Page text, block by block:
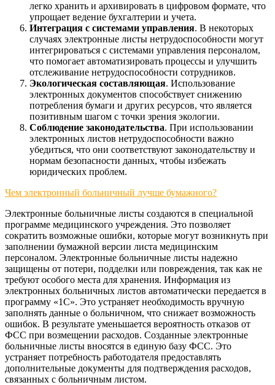
легко хранить и архивировать в цифровом формате, что
упрощает ведение бухгалтерии и учета.
Интеграция с системами управления. В некоторых
случаях электронные листы нетрудоспособности могут
интегрироваться с системами управления персоналом,
что помогает автоматизировать процессы и улучшить
отслеживание нетрудоспособности сотрудников.
Экологическая составляющая. Использование
электронных документов способствует снижению
потребления бумаги и других ресурсов, что является
позитивным шагом с точки зрения экологии.
Соблюдение законодательства. При использовании
электронных листов нетрудоспособности важно
убедиться, что они соответствуют законодательству и
нормам безопасности данных, чтобы избежать
юридических проблем.
Чем электронный больничный лучше бумажного?
Электронные больничные листы создаются в специальной
программе медицинского учреждения. Это позволяет
сократить возможные ошибки, которые могут возникнуть при
заполнении бумажной версии листа медицинским
персоналом. Электронные больничные листы надежно
защищены от потери, подделки или повреждения, так как не
требуют особого места для хранения. Информация из
электронных больничных листов автоматически передается в
программу «1С». Это устраняет необходимость вручную
заполнять данные о больничном, что снижает возможность
ошибок. В результате уменьшается вероятность отказов от
ФСС при возмещении расходов. Созданные электронные
больничные листы вносятся в единую базу ФСС. Это
устраняет потребность работодателя предоставлять
дополнительные документы для подтверждения расходов,
связанных с больничным листом.